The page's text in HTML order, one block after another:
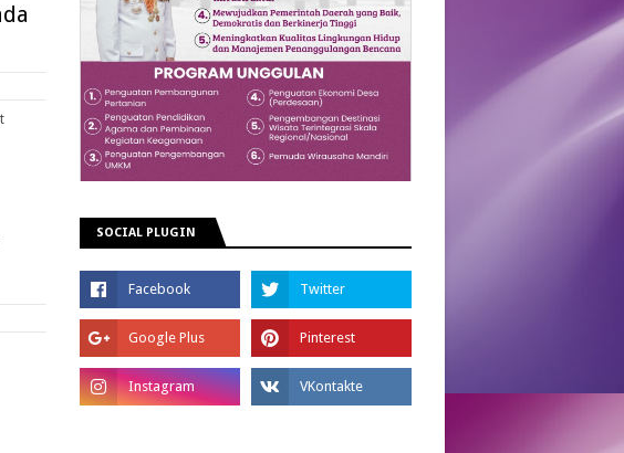
SOCIAL PLUGIN